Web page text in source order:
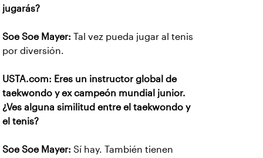
jugarás?
Soe Soe Mayer: Tal vez pueda jugar al tenis
por diversión.
USTA.com: Eres un instructor global de
taekwondo y ex campeón mundial junior.
¿Ves alguna similitud entre el taekwondo y
el tenis?
Soe Soe Mayer: Sí hay. También tienen